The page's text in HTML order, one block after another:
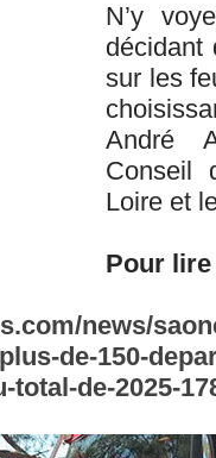
N’y
décidant
sur les
André
Conseil
Loire et
Pour
news/
de-150-
de-2025-